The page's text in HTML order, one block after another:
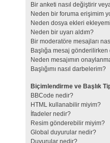
Bir anketi nasıl değiştirir
Neden bir foruma erişimim
Neden dosya ekleri
Neden bir uyarı aldım?
Bir moderatöre mesajları
Başlığa mesaj
Neden mesajımın
Başlığımı nasıl darbelerim?
Biçimlendirme ve Başlık
BBCode nedir?
HTML kullanabilir miyim?
İfadeler nedir?
Resim gönderebilir miyim?
Global duyurular nedir?
Duyurular nedir?